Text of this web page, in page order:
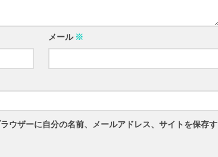
メール ※
ウザーに自分の名前、メールアドレス、サイトを保存す